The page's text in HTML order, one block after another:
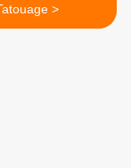
Tatouage >